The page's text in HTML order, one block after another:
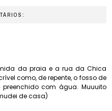
da praia e a rua da Chica
como, de repente, o fosso de
com água. Muuuito
de casa)